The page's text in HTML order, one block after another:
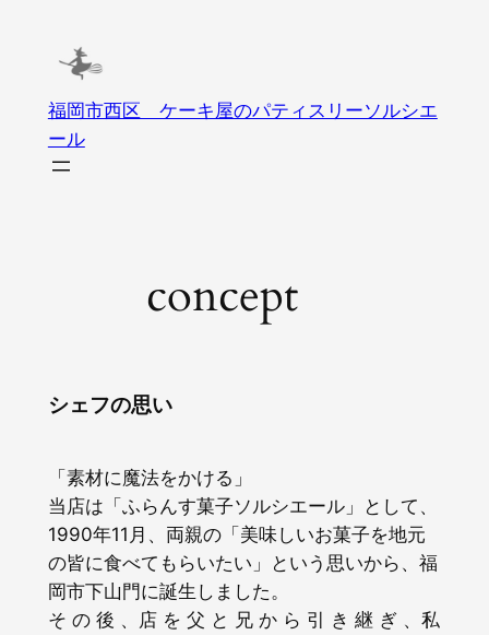
福岡市西区 ケーキ屋のパティスリーソルシエ
ール
concept
シェフの思い
「素材に魔法をかける」
当店は「ふらんす菓子ソルシエール」として、
1990年11月、両親の「美味しいお菓子を地元
の皆に食べてもらいたい」という思いから、福
岡市下山門に誕生しました。
そ の 後 、店 を 父 と 兄 か ら 引 き 継 ぎ 、私